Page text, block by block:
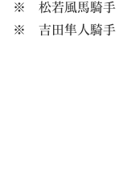
※ 松若風馬騎手
※ 吉田隼人騎手